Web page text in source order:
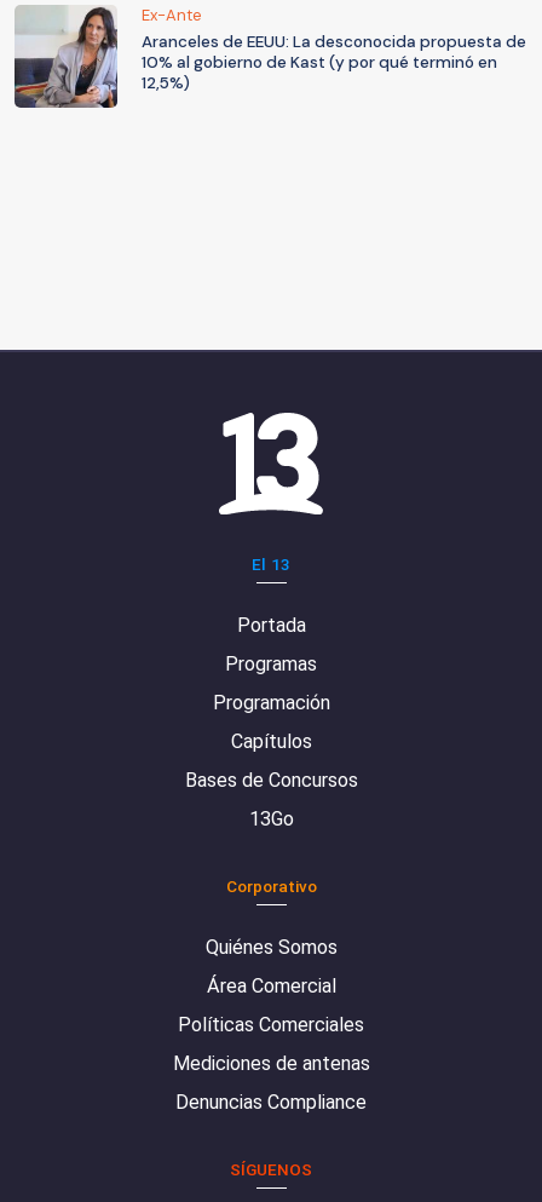
Ex-Ante
Aranceles de EEUU: La desconocida propuesta de
10% al gobierno de Kast (y por qué terminó en
12,5%)
El 13
Portada
Programas
Programación
Capítulos
Bases de Concursos
13Go
Corporativo
Quiénes Somos
Área Comercial
Políticas Comerciales
Mediciones de antenas
Denuncias Compliance
SÍGUENOS